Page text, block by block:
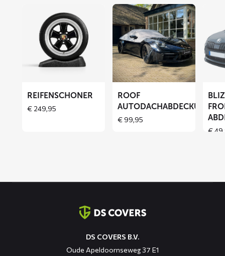
Reifenschoner
REIFENSCHONER
€249,95
Mehr
lesen
über
ROOF
Autodachabdeckung
ROOF
AUTODACHABDECKUNG
€99,95
über
BLIZZ
€
DS COVERS B.V.
Oude Apeldoornseweg 37 E1